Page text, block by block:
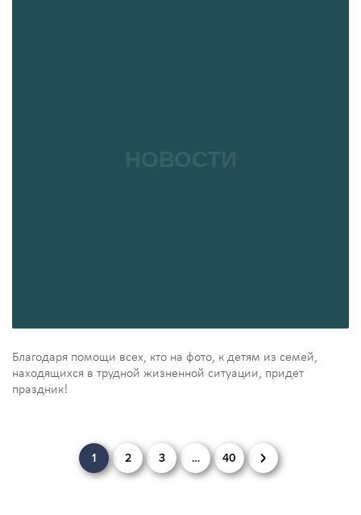
Благодаря помощи всех, кто на фото, к детям из семей,
находящихся в трудной жизненной ситуации, придет
праздник!
Навигация
1 2 3 … 40